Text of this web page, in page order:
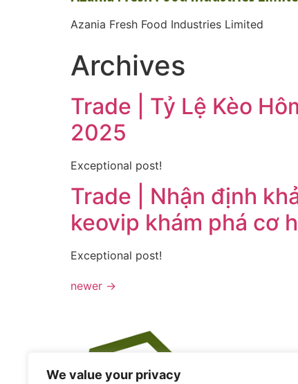
We value your privacy
Azania Fresh Food Industries Limited
Archives
Trade | Tỷ Lệ Kèo
2025
Exceptional post!
Trade | Nhận định
keovip khám phá cơ
Exceptional post!
newer →